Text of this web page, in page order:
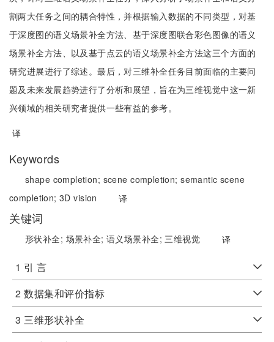
割两大任务之间的耦合特性，并根据输入数据的不同类型，对基
于深度图的语义场景补全方法、基于深度图联合彩色图像的语义
场景补全方法、以及基于点云的语义场景补全方法这三个方面的
研究进展进行了综述。最后，对三维补全任务目前面临的主要问
题及未来发展趋势进行了分析和展望，旨在为三维视觉中这一新
兴领域的相关研究者提供一些有益的参考。
译
Keywords
shape completion; scene completion;semantic scene
completion;3D vision 译
关键词
形状补全; 场景补全;语义场景补全;三维视觉 译
1 引 言
2 数据集和评价指标
3 三维形状补全